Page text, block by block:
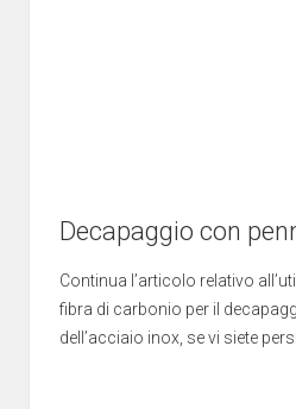
Continua l’articolo relativo
fibra di carbonio per il
dell’acciaio inox, se vi siete